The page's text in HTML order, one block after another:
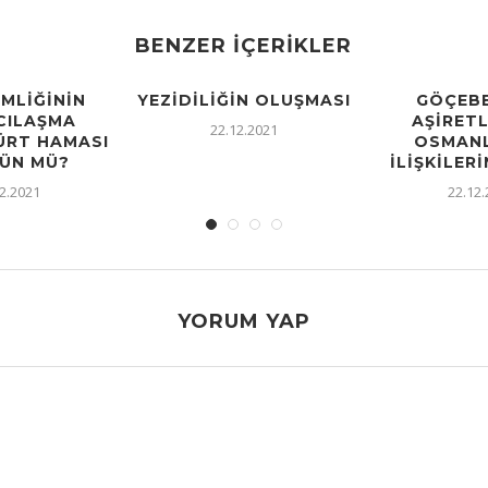
BENZER İÇERIKLER
HAMASI
MÜ?
YEZIDILIĞIN OLUŞMASI
22.12.2021
YORUM YAP